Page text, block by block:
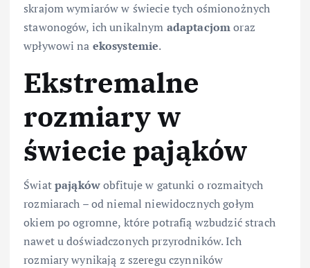
skrajom wymiarów w świecie tych ośmionożnych
stawonogów, ich unikalnym adaptacjomoraz
wpływowi na ekosystemie.
Ekstremalne
rozmiary w
świecie pająków
Światpająkówobfituje w gatunki o rozmaitych
rozmiarach – od niemal niewidocznych gołym
okiem po ogromne, które potrafią wzbudzić strach
nawet u doświadczonych przyrodników. Ich
rozmiary wynikają z szeregu czynników